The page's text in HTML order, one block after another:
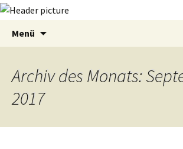
Menü
Archiv des Monats:
2017